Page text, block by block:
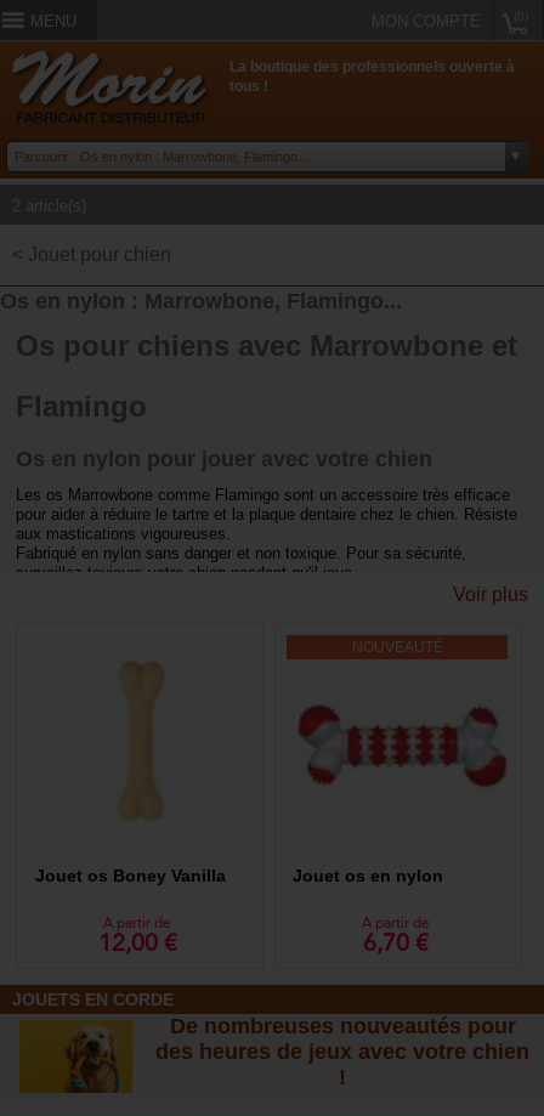
MENU MON COMPTE
La boutique des professionnels ouverte à
tous !
2 article(s)
< Jouet pour chien
Os en nylon : Marrowbone, Flamingo...
Os pour chiens avec Marrowbone et
Flamingo
Os en nylon pour jouer avec votre chien
Les os Marrowbone comme Flamingo sont un accessoire très efficace
pour aider à réduire le tartre et la plaque dentaire chez le chien. Résiste
aux mastications vigoureuses.
Fabriqué en nylon sans danger et non toxique. Pour sa sécurité,
surveillez toujours votre chien pendant qu'il joue.
Voir plus
Jouet os Boney Vanilla
A partir de
12,00 €
NOUVEAUTÉ
Jouet os en nylon
A partir de
6,70 €
JOUETS EN CORDE
De nombreuses nouveautés pour
des heures de jeux avec votre chien
!